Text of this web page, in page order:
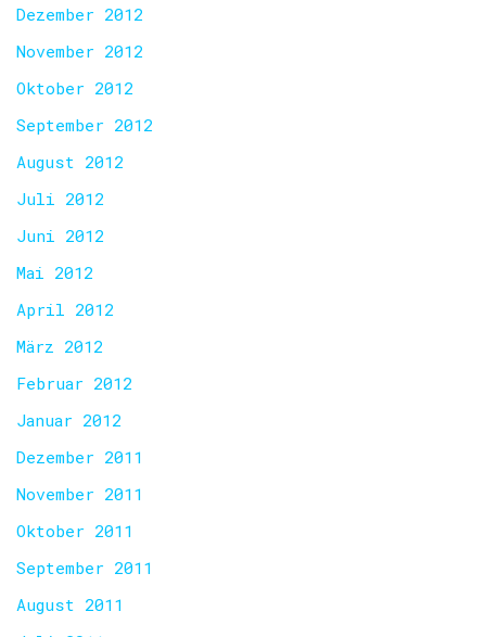
Dezember 2012
November 2012
Oktober 2012
September 2012
August 2012
Juli 2012
Juni 2012
Mai 2012
April 2012
März 2012
Februar 2012
Januar 2012
Dezember 2011
November 2011
Oktober 2011
September 2011
August 2011